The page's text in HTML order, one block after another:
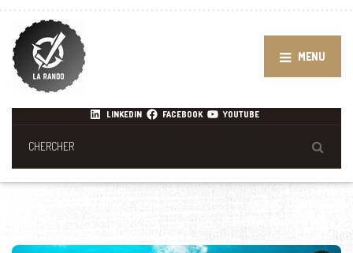
MENU
LINKEDIN FACEBOOK YOUTUBE